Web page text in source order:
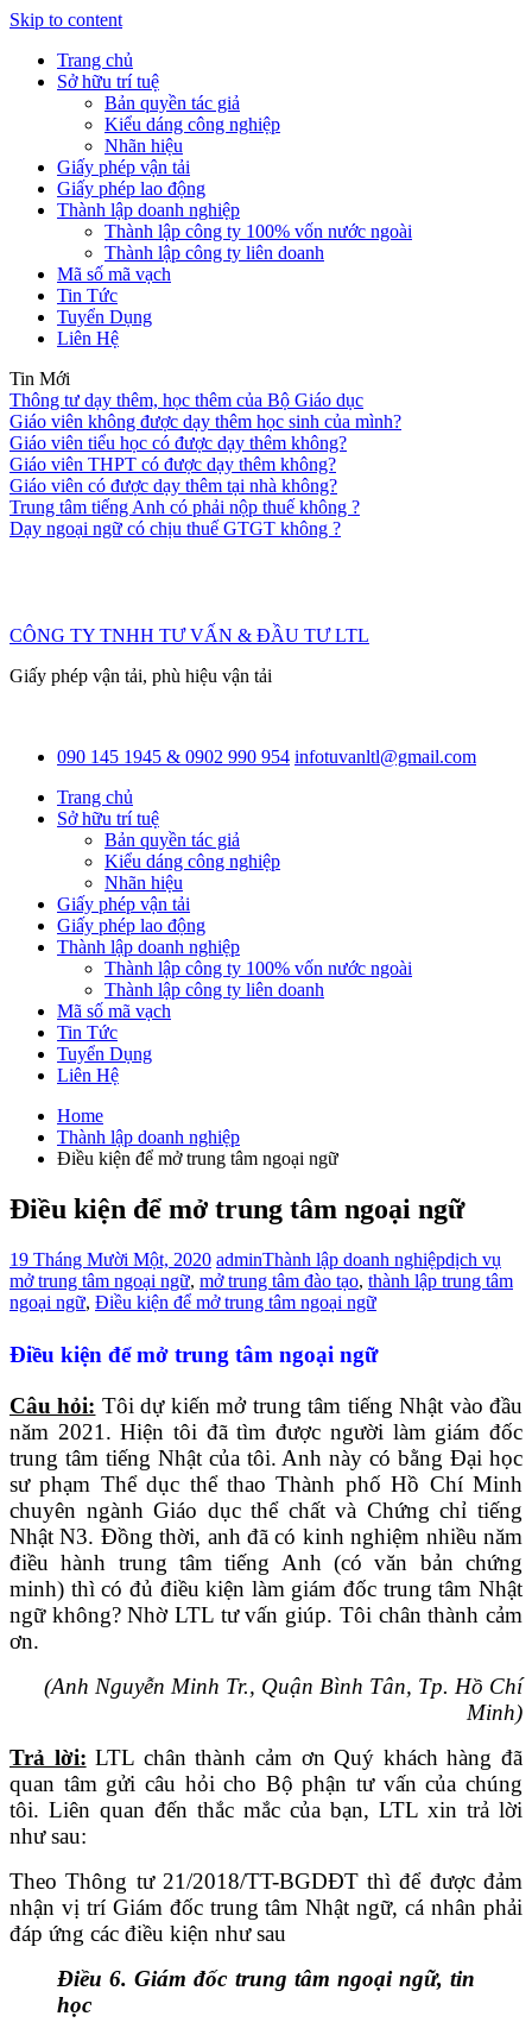
Skip to content
Trang chủ
Sở hữu trí tuệ
Bản quyền tác giả
Kiểu dáng công nghiệp
Nhãn hiệu
Giấy phép vận tải
Giấy phép lao động
Thành lập doanh nghiệp
Thành lập công ty 100% vốn nước ngoài
Thành lập công ty liên doanh
Mã số mã vạch
Tin Tức
Tuyển Dụng
Liên Hệ
Tin Mới
Thông tư dạy thêm, học thêm của Bộ Giáo dục
Giáo viên không được dạy thêm học sinh của mình?
Giáo viên tiểu học có được dạy thêm không?
Giáo viên THPT có được dạy thêm không?
Giáo viên có được dạy thêm tại nhà không?
Trung tâm tiếng Anh có phải nộp thuế không ?
Dạy ngoại ngữ có chịu thuế GTGT không ?
CÔNG TY TNHH TƯ VẤN & ĐẦU TƯ LTL
Giấy phép vận tải, phù hiệu vận tải
090 145 1945 & 0902 990 954 infotuvanltl@gmail.com
Trang chủ
Sở hữu trí tuệ
Bản quyền tác giả
Kiểu dáng công nghiệp
Nhãn hiệu
Giấy phép vận tải
Giấy phép lao động
Thành lập doanh nghiệp
Thành lập công ty 100% vốn nước ngoài
Thành lập công ty liên doanh
Mã số mã vạch
Tin Tức
Tuyển Dụng
Liên Hệ
Home
Thành lập doanh nghiệp
Điều kiện để mở trung tâm ngoại ngữ
Điều kiện để mở trung tâm ngoại ngữ
19 Tháng Mười Một, 2020 adminThành lập doanh nghiệpdịch vụ
mở trung tâm ngoại ngữ, mở trung tâm đào tạo, thành lập trung tâm
ngoại ngữ, Điều kiện để mở trung tâm ngoại ngữ
Điều kiện để mở trung tâm ngoại ngữ
Câu hỏi: Tôi dự kiến mở trung tâm tiếng Nhật vào đầu
năm 2021. Hiện tôi đã tìm được người làm giám đốc
trung tâm tiếng Nhật của tôi. Anh này có bằng Đại học
sư phạm Thể dục thể thao Thành phố Hồ Chí Minh
chuyên ngành Giáo dục thể chất và Chứng chỉ tiếng
Nhật N3. Đồng thời, anh đã có kinh nghiệm nhiều năm
điều hành trung tâm tiếng Anh (có văn bản chứng
minh) thì có đủ điều kiện làm giám đốc trung tâm Nhật
ngữ không? Nhờ LTL tư vấn giúp. Tôi chân thành cảm
ơn.
(Anh Nguyễn Minh Tr., Quận Bình Tân, Tp. Hồ Chí
Minh)
Trả lời: LTL chân thành cảm ơn Quý khách hàng đã
quan tâm gửi câu hỏi cho Bộ phận tư vấn của chúng
tôi. Liên quan đến thắc mắc của bạn, LTL xin trả lời
như sau:
Theo Thông tư 21/2018/TT-BGDĐT thì để được đảm
nhận vị trí Giám đốc trung tâm Nhật ngữ, cá nhân phải
đáp ứng các điều kiện như sau
Điều 6. Giám đốc trung tâm ngoại ngữ, tin
học